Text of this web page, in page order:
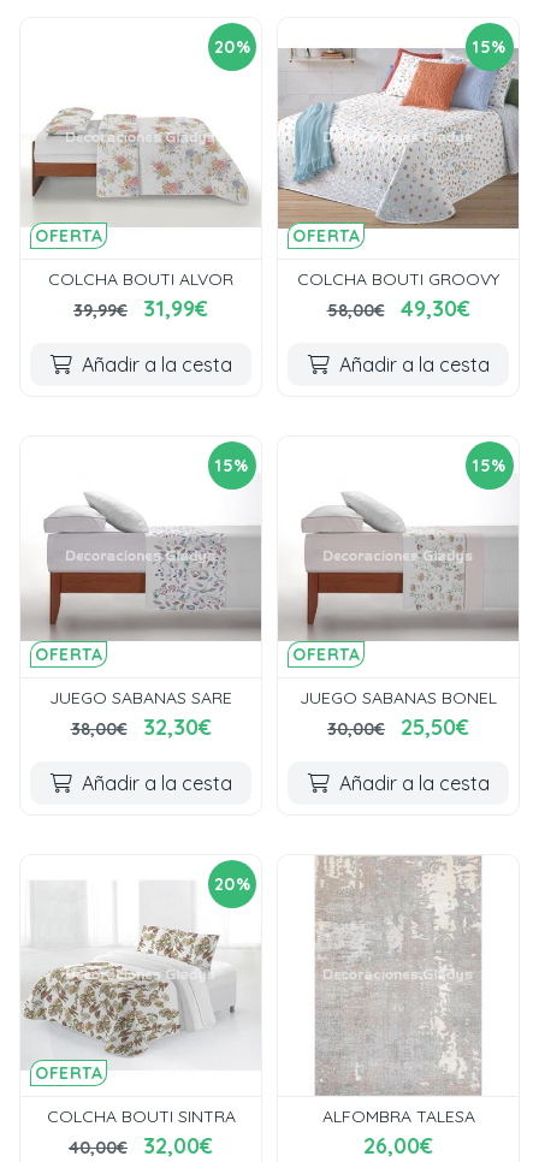
20%
OFERTA
COLCHA BOUTI ALVOR
39,99€
31,99€
Añadir a la cesta
15%
OFERTA
COLCHA BOUTI GROOVY
58,00€
49,30€
Añadir a la cesta
15%
OFERTA
JUEGO SABANAS SARE
38,00€
32,30€
Añadir a la cesta
15%
OFERTA
JUEGO SABANAS BONEL
30,00€
25,50€
Añadir a la cesta
20%
OFERTA
COLCHA BOUTI SINTRA
40,00€
32,00€
ALFOMBRA TALESA
26,00€